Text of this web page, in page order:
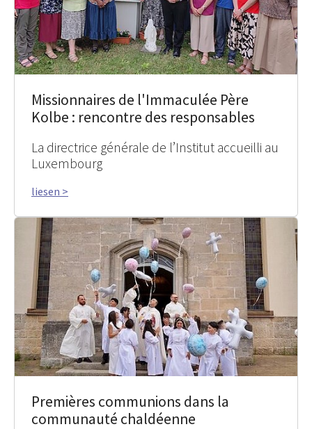
Missionnaires de l'Immaculée Père
Kolbe : rencontre des responsables
La directrice générale de l’Institut accueilli au
Luxembourg
liesen >
Premières communions dans la
communauté chaldéenne